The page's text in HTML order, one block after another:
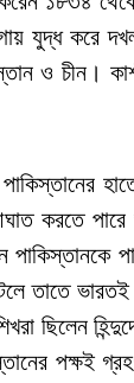
যুদ্ধ করে
ও চীন।
পাকিস্তানের
করতে
তাতে ভারতই
ছিলেন
পক্ষই